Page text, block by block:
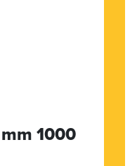
1000